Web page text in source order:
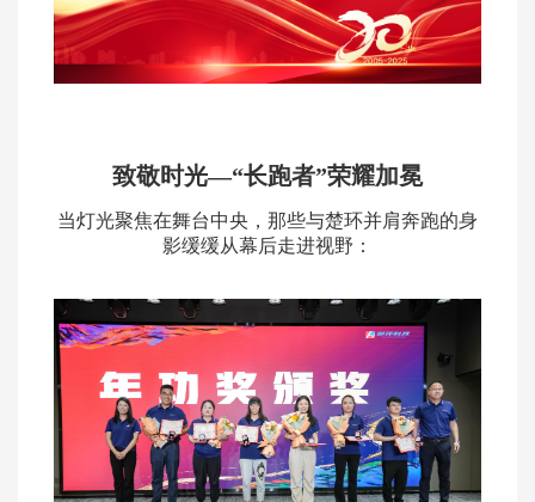
致敬时光—“长跑者”荣耀加冕
当灯光聚焦在舞台中央，那些与楚环并肩奔跑的身
影缓缓从幕后走进视野：